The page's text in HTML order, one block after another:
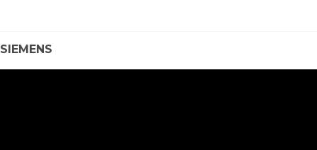
SIEMENS